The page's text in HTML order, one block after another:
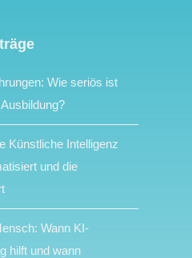
Wie seriös ist
Künstliche Intelligenz
und die
Wann KI-
hilft und wann